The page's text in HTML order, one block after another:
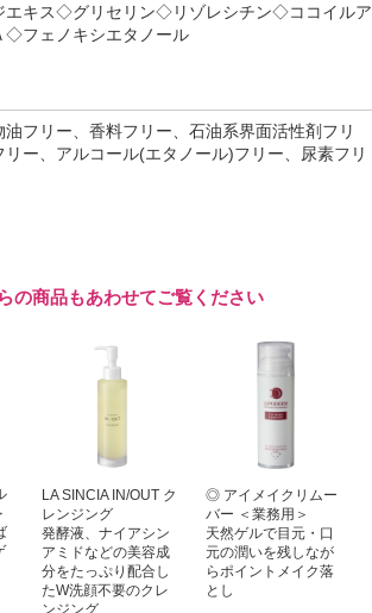
エキス◇グリセリン◇リゾレシチン◇ココイルア
◇フェノキシエタノール
フリー、香料フリー、石油系界面活性剤フリ
ー、アルコール(エタノール)フリー、尿素フリ
の商品もあわせてご覧ください
LA SINCIA IN/OUT ク
レンジング
発酵液、ナイアシン
アミドなどの美容成
分をたっぷり配合し
たW洗顔不要のクレ
ンジング
◎ アイメイクリムー
バー ＜業務用＞
天然ゲルで目元・口
元の潤いを残しなが
らポイントメイク落
とし